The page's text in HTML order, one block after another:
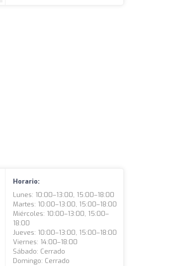
Horario:
Lunes: 10:00–13:00, 15:00–18:00
Martes: 10:00–13:00, 15:00–18:00
Miércoles: 10:00–13:00, 15:00–
18:00
Jueves: 10:00–13:00, 15:00–18:00
Viernes: 14:00–18:00
Sábado: Cerrado
Domingo: Cerrado